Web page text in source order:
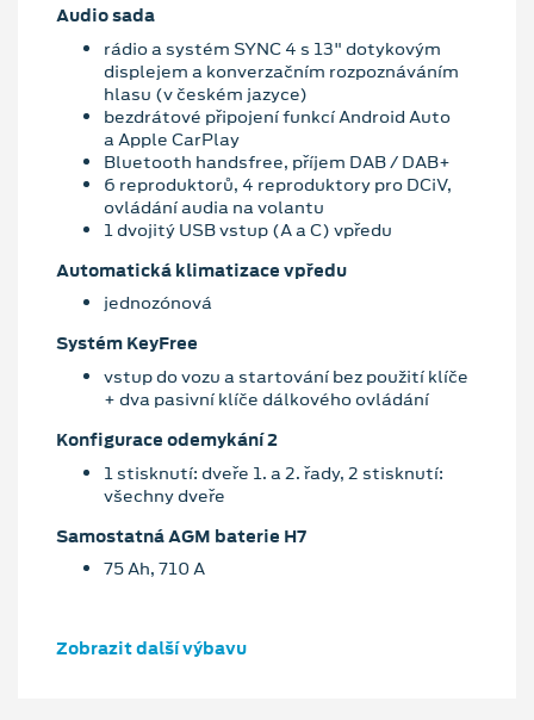
Audio sada
rádio a systém SYNC 4 s 13" dotykovým
displejem a konverzačním rozpoznáváním
hlasu (v českém jazyce)
bezdrátové připojení funkcí Android Auto
a Apple CarPlay
Bluetooth handsfree, příjem DAB / DAB+
6 reproduktorů, 4 reproduktory pro DCiV,
ovládání audia na volantu
1 dvojitý USB vstup (A a C) vpředu
Automatická klimatizace vpředu
jednozónová
Systém KeyFree
vstup do vozu a startování bez použití klíče
+ dva pasivní klíče dálkového ovládání
Konfigurace odemykání 2
1 stisknutí: dveře 1. a 2. řady, 2 stisknutí:
všechny dveře
Samostatná AGM baterie H7
75 Ah, 710 A
Zobrazit další výbavu